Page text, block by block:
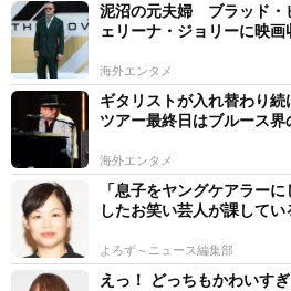
泥沼の元夫婦 ブラッド
ェリーナ・ジョリーに映
海外エンタメ
ギタリストが入れ替わり
ツアー最終日はブルース
海外エンタメ
「息子をヤングケアラー
したお笑い芸人が課して
よろず～ニュース編集部
えっ！ どっちもかわいす